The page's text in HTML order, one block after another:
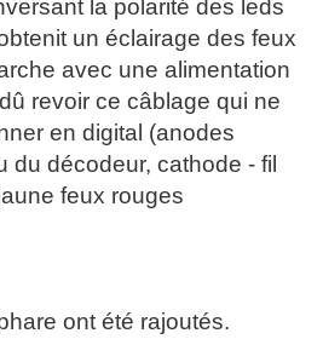
la polarité des leds
un éclairage des feux
avec une alimentation
revoir ce câblage qui ne
en digital (anodes
du décodeur, cathode - fil
feux rouges
ont été rajoutés.